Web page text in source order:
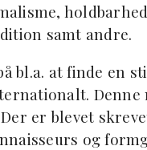
samt andre.
bl.a. at finde en
Denne
er blevet
og